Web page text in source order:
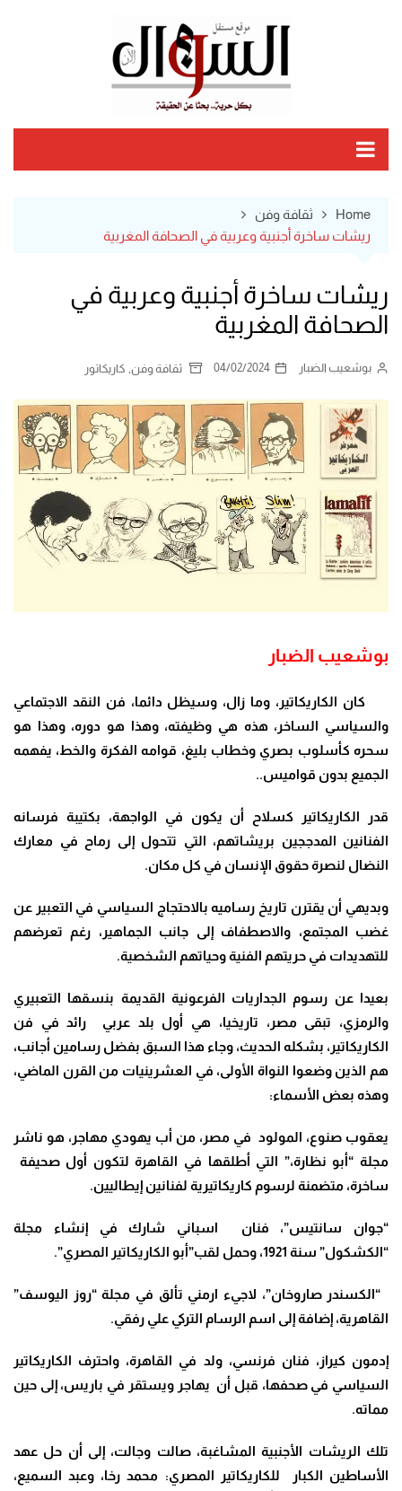
Home
ثقافة وفن
ريشات ساخرة أجنبية وعربية في الصحافة المغربية
ريشات ساخرة أجنبية وعربية في
الصحافة المغربية
بوشعيب الضبار 04/02/2024 ثقافة وفن كاريكاتور
بوشعيب الضبار
كان الكاريكاتير، وما زال، وسيظل دائما، فن النقد الاجتماعي
والسياسي الساخر، هذه هي وظيفته، وهذا هو دوره، وهذا هو
سحره كأسلوب بصري وخطاب بليغ، قوامه الفكرة والخط، يفهمه
الجميع بدون قواميس..
قدر الكاريكاتير كسلاح أن يكون في الواجهة، بكتيبة فرسانه
الفنانين المدججين بريشاتهم، التي تتحول إلى رماح في معارك
النضال لنصرة حقوق الإنسان في كل مكان.
وبديهي أن يقترن تاريخ رساميه بالاحتجاج السياسي في التعبير عن
غضب المجتمع، والاصطفاف إلى جانب الجماهير، رغم تعرضهم
للتهديدات في حريتهم الفنية وحياتهم الشخصية.
بعيدا عن رسوم الجداريات الفرعونية القديمة بنسقها التعبيري
والرمزي، تبقى مصر، تاريخيا، هي أول بلد عربي رائد في فن
الكاريكاتير، بشكله الحديث، وجاء هذا السبق بفضل رسامين أجانب،
هم الذين وضعوا النواة الأولى، في العشرينيات من القرن الماضي،
وهذه بعض الأسماء:
يعقوب صنوع، المولود في مصر، من أب يهودي مهاجر، هو ناشر
مجلة “أبو نظارة،” التي أطلقها في القاهرة لتكون أول صحيفة
ساخرة، متضمنة لرسوم كاريكاتيرية لفنانين إيطاليين.
“جوان سانتيس”، فنان اسباني شارك في إنشاء مجلة
“الكشكول” سنة 1921، وحمل لقب”أبو الكاريكاتير المصري”.
“الكسندر صاروخان”، لاجيء ارمني تألق في مجلة “روز اليوسف”
القاهرية، إضافة إلى اسم الرسام التركي علي رفقي.
إدمون كيراز، فنان فرنسي، ولد في القاهرة، واحترف الكاريكاتير
السياسي في صحفها، قبل أن يهاجر ويستقر في باريس، إلى حين
مماته.
تلك الريشات الأجنبية المشاغبة، صالت وجالت، إلى أن حل عهد
الأساطين الكبار للكاريكاتير المصري: محمد رخا، وعبد السميع،